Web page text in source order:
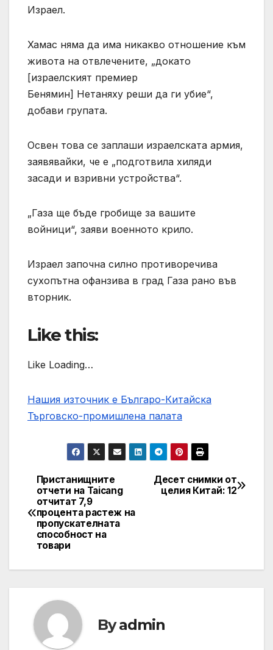
Израел.
Хамас няма да има никакво отношение към
живота на отвлечените, „докато
[израелският премиер
Бенямин] Нетаняху реши да ги убие“,
добави групата.
Освен това се заплаши израелската армия,
заявявайки, че е „подготвила хиляди
засади и взривни устройства“.
„Газа ще бъде гробище за вашите
войници“, заяви военното крило.
Израел започна силно противоречива
сухопътна офанзива в град Газа рано във
вторник.
Like this:
Like Loading…
Нашия източник е Българо-Китайска
Търговско-промишлена палaта
Post
navigation
Десет снимки от
целия Китай: 12
Пристанищните
отчети на Taicang
отчитат 7,9
процента растеж на
пропускателната
способност на
товари
Byadmin